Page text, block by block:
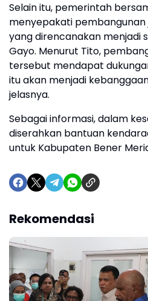
Selain itu, pemerintah
menyepakati
yang direncanakan menjadi
Gayo. Menurut Tito,
tersebut mendapat
itu akan menjadi
jelasnya.
Sebagai informasi, dalam
diserahkan bantuan
untuk Kabupaten Bener
Rekomendasi